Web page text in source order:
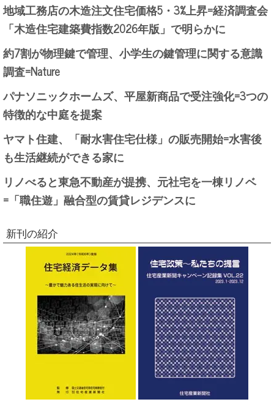
地域工務店の木造注文住宅価格5・3%上昇=経済調査会
「木造住宅建築費指数2026年版」で明らかに
約7割が物理鍵で管理、小学生の鍵管理に関する意識
調査=Nature
パナソニックホームズ、平屋新商品で受注強化=3つの
特徴的な中庭を提案
ヤマト住建、「耐水害住宅仕様」の販売開始=水害後
も生活継続ができる家に
リノべると東急不動産が提携、元社宅を一棟リノベ
=「職住遊」融合型の賃貸レジデンスに
新刊の紹介